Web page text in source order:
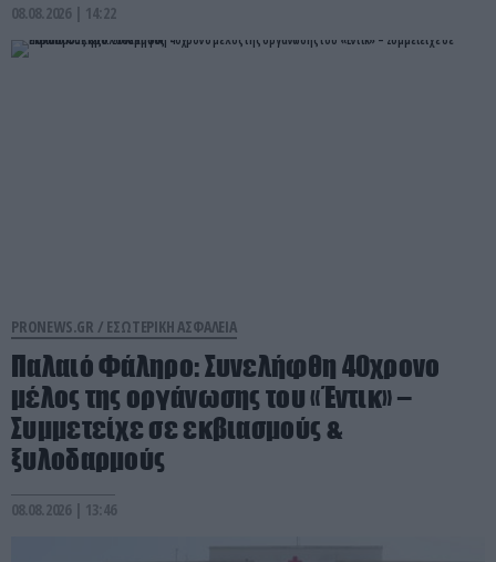
08.08.2026 | 14:22
PRONEWS.GR / ΕΣΩΤΕΡΙΚΗ ΑΣΦΑΛΕΙΑ
Παλαιό Φάληρο: Συνελήφθη 40χρονο
μέλος της οργάνωσης του «Έντικ» –
Συμμετείχε σε εκβιασμούς &
ξυλοδαρμούς
08.08.2026 | 13:46